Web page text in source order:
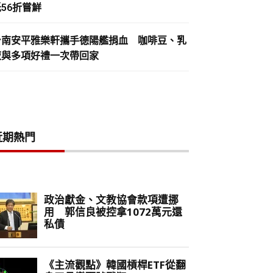
折嘗鮮
安平雅樂軒攜手德陽艦捐血 咖啡豆、乳
多項好禮一次帶回家
熱門